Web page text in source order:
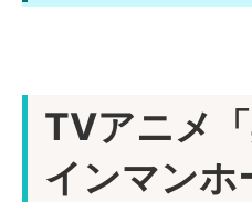
TVアニメ
インマンホ